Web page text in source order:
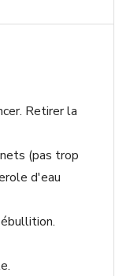
Retirer la
(pas trop
d'eau